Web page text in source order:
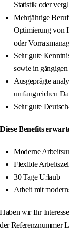
Statistik oder
Mehrjährige
Optimierung von
oder
Sehr gute
sowie in
Ausgeprägte
umfangreichen
Sehr gute
Diese Benefits
Moderne
Flexible
30 Tage Urlaub
Arbeit mit
Haben wir Ihr
der Referenznummer